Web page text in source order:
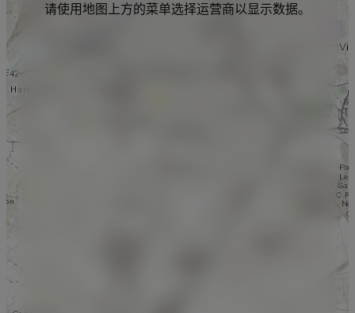
请使用地图上方的菜单选择运营商以显示数据。